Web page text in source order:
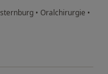
• Oralchirurgie •